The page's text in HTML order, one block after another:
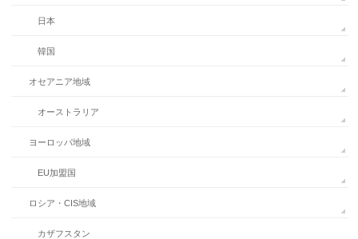
日本
韓国
オセアニア地域
オーストラリア
ヨーロッパ地域
EU加盟国
ロシア・CIS地域
カザフスタン